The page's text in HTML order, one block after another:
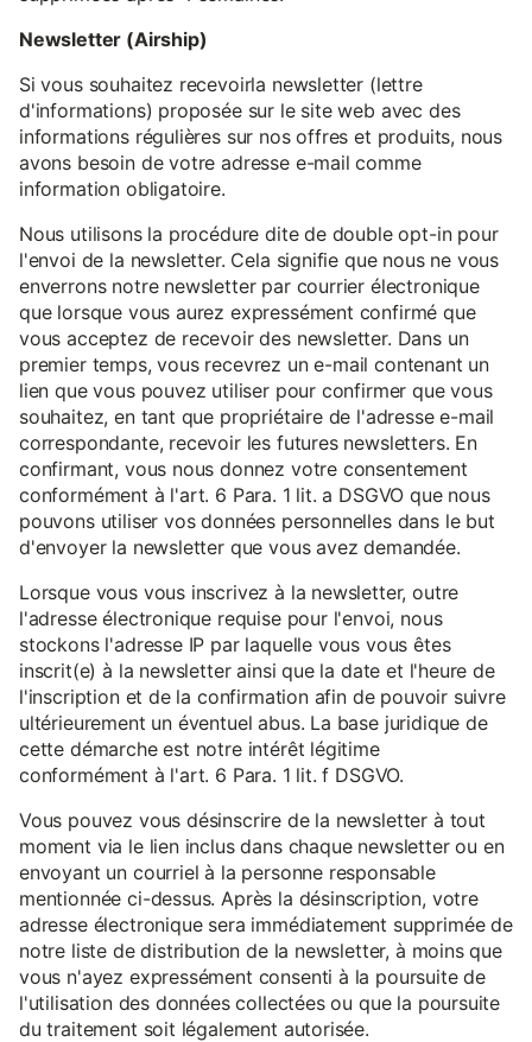
Newsletter (Airship)
Si vous souhaitez recevoirla newsletter (lettre
d'informations) proposée sur le site web avec des
informations régulières sur nos offres et produits, nous
avons besoin de votre adresse e-mail comme
information obligatoire.
Nous utilisons la procédure dite de double opt-in pour
l'envoi de la newsletter. Cela signifie que nous ne vous
enverrons notre newsletter par courrier électronique
que lorsque vous aurez expressément confirmé que
vous acceptez de recevoir des newsletter. Dans un
premier temps, vous recevrez un e-mail contenant un
lien que vous pouvez utiliser pour confirmer que vous
souhaitez, en tant que propriétaire de l'adresse e-mail
correspondante, recevoir les futures newsletters. En
confirmant, vous nous donnez votre consentement
conformément à l'art. 6 Para. 1 lit. a DSGVO que nous
pouvons utiliser vos données personnelles dans le but
d'envoyer la newsletter que vous avez demandée.
Lorsque vous vous inscrivez à la newsletter, outre
l'adresse électronique requise pour l'envoi, nous
stockons l'adresse IP par laquelle vous vous êtes
inscrit(e) à la newsletter ainsi que la date et l'heure de
l'inscription et de la confirmation afin de pouvoir suivre
ultérieurement un éventuel abus. La base juridique de
cette démarche est notre intérêt légitime
conformément à l'art. 6 Para. 1 lit. f DSGVO.
Vous pouvez vous désinscrire de la newsletter à tout
moment via le lien inclus dans chaque newsletter ou en
envoyant un courriel à la personne responsable
mentionnée ci-dessus. Après la désinscription, votre
adresse électronique sera immédiatement supprimée de
notre liste de distribution de la newsletter, à moins que
vous n'ayez expressément consenti à la poursuite de
l'utilisation des données collectées ou que la poursuite
du traitement soit légalement autorisée.